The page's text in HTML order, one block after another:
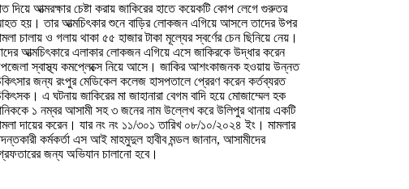
দিয়ে আত্মরক্ষার চেষ্টা করায় জাকিরের হাতে কয়েকটি কোপ লেগে গুরুতর
হয়। তার আত্মচিৎকার শুনে বাড়ির লোকজন এগিয়ে আসলে তাদের উপর
চালায় ও গলায় থাকা ৫৫ হাজার টাকা মূল্যের স্বর্ণের চেন ছিনিয়ে নেয়।
আত্মচিৎকারে এলাকার লোকজন এগিয়ে এসে জাকিরকে উদ্ধার করেন
স্বাস্থ্য কমপ্লেক্সে নিয়ে আসে। জাকির আশংকাজনক হওয়ায় উন্নত
জন্য রংপুর মেডিকেল কলেজ হাসপতালে প্রেরণ করেন কর্তব্যরত
এ ঘটনায় জাকিরের মা জাহানারা বেগম বাদি হয়ে মোজাম্মেল হক
১ নম্বর আসামী সহ ৩ জনের নাম উল্লেখ করে উলিপুর থানায় একটি
জন্য অভিযান চালানো হবে।